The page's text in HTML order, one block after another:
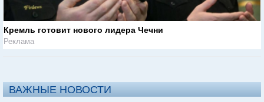
Кремль готовит нового лидера Чечни
Реклама
ВАЖНЫЕ НОВОСТИ